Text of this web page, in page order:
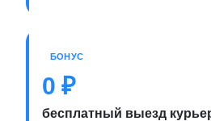
БОНУС
0 ₽
бесплатный выезд